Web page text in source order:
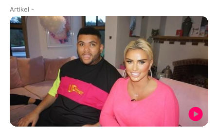
Artikel -